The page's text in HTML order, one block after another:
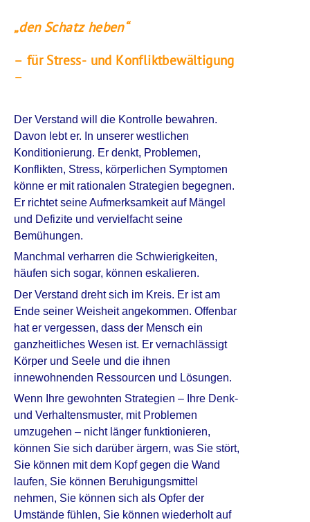
„den Schatz heben“
– für Stress- und Konfliktbewältigung
–
Der Verstand will die Kontrolle bewahren.
Davon lebt er. In unserer westlichen
Konditionierung. Er denkt, Problemen,
Konflikten, Stress, körperlichen Symptomen
könne er mit rationalen Strategien begegnen.
Er richtet seine Aufmerksamkeit auf Mängel
und Defizite und vervielfacht seine
Bemühungen.
Manchmal verharren die Schwierigkeiten,
häufen sich sogar, können eskalieren.
Der Verstand dreht sich im Kreis. Er ist am
Ende seiner Weisheit angekommen. Offenbar
hat er vergessen, dass der Mensch ein
ganzheitliches Wesen ist. Er vernachlässigt
Körper und Seele und die ihnen
innewohnenden Ressourcen und Lösungen.
Wenn Ihre gewohnten Strategien – Ihre Denk-
und Verhaltensmuster, mit Problemen
umzugehen – nicht länger funktionieren,
können Sie sich darüber ärgern, was Sie stört,
Sie können mit dem Kopf gegen die Wand
laufen, Sie können Beruhigungsmittel
nehmen, Sie können sich als Opfer der
Umstände fühlen, Sie können wiederholt auf